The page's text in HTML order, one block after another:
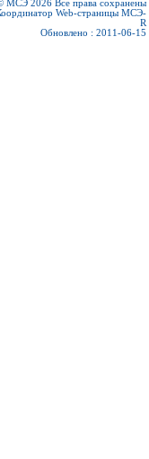
© МСЭ 2026 Все права сохранены
Web-страницы МСЭ-
R
Обновлено : 2011-06-15